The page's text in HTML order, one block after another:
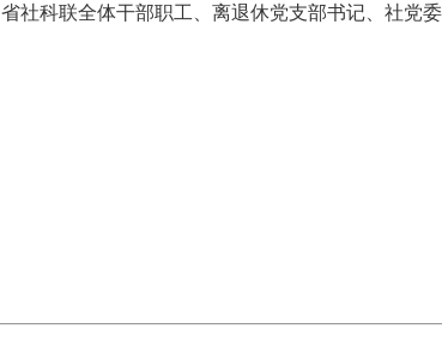
省社科联全体干部职工、离退休党支部书记、社党